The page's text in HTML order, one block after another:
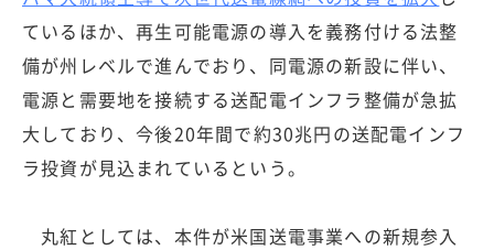
ているほか、再生可能電源の導入を義務付ける法整
備が州レベルで進んでおり、同電源の新設に伴い、
電源と需要地を接続する送配電インフラ整備が急拡
大しており、今後20年間で約30兆円の送配電インフ
ラ投資が見込まれているという。
丸紅としては、本件が米国送電事業への新規参入